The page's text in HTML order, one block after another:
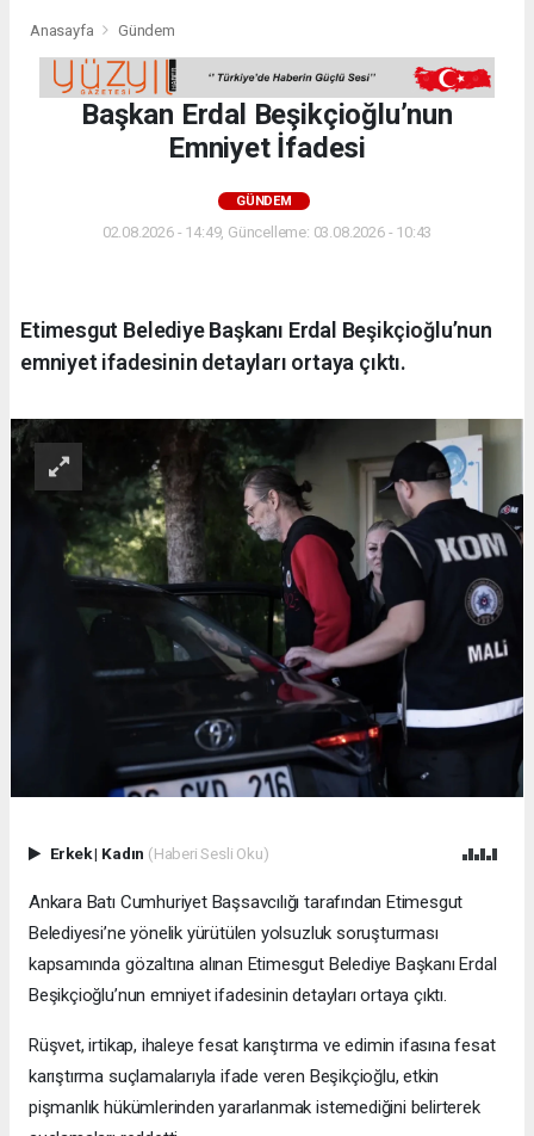
Anasayfa Gündem
Başkan Erdal Beşikçioğlu’nun
Emniyet İfadesi
GÜNDEM
02.08.2026 - 14:49, Güncelleme: 03.08.2026 - 10:43
Etimesgut Belediye Başkanı Erdal Beşikçioğlu’nun
emniyet ifadesinin detayları ortaya çıktı.
Erkek| Kadın (Haberi Sesli Oku)
Ankara Batı Cumhuriyet Başsavcılığı tarafından Etimesgut
Belediyesi’ne yönelik yürütülen yolsuzluk soruşturması
kapsamında gözaltına alınan Etimesgut Belediye Başkanı Erdal
Beşikçioğlu’nun emniyet ifadesinin detayları ortaya çıktı.
Rüşvet, irtikap, ihaleye fesat karıştırma ve edimin ifasına fesat
karıştırma suçlamalarıyla ifade veren Beşikçioğlu, etkin
pişmanlık hükümlerinden yararlanmak istemediğini belirterek